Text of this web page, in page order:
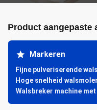
Product aangepaste
Markeren
Fijne pulveriserende
Hoge snelheid
Walsbreker machine